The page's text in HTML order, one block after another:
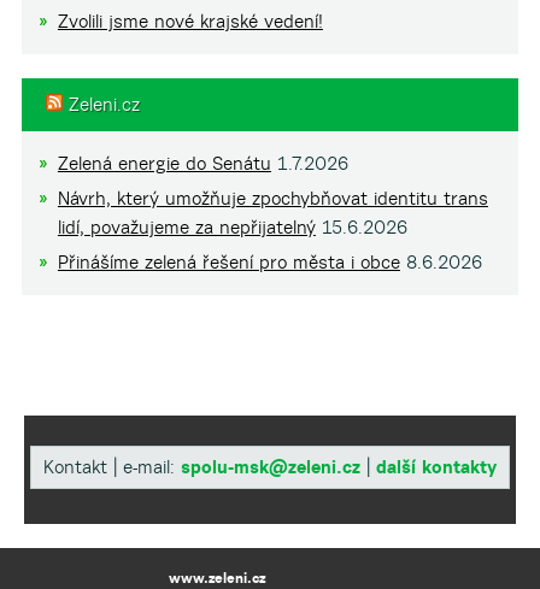
Zvolili jsme nové krajské vedení!
Zeleni.cz
Zelená energie do Senátu 1.7.2026
Návrh, který umožňuje zpochybňovat identitu trans
lidí, považujeme za nepřijatelný 15.6.2026
Přinášíme zelená řešení pro města i obce 8.6.2026
Kontakt | e-mail: spolu-msk@zeleni.cz další kontakty
www.zeleni.cz